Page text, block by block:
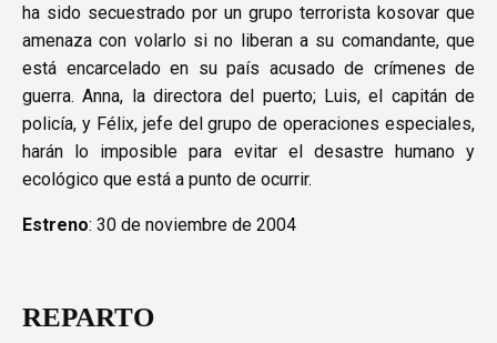
ha sido secuestrado por un grupo terrorista kosovar que
amenaza con volarlo si no liberan a su comandante, que
está encarcelado en su país acusado de crímenes de
guerra. Anna, la directora del puerto; Luis, el capitán de
policía, y Félix, jefe del grupo de operaciones especiales,
harán lo imposible para evitar el desastre humano y
ecológico que está a punto de ocurrir.
Estreno: 30 de noviembre de 2004
REPARTO